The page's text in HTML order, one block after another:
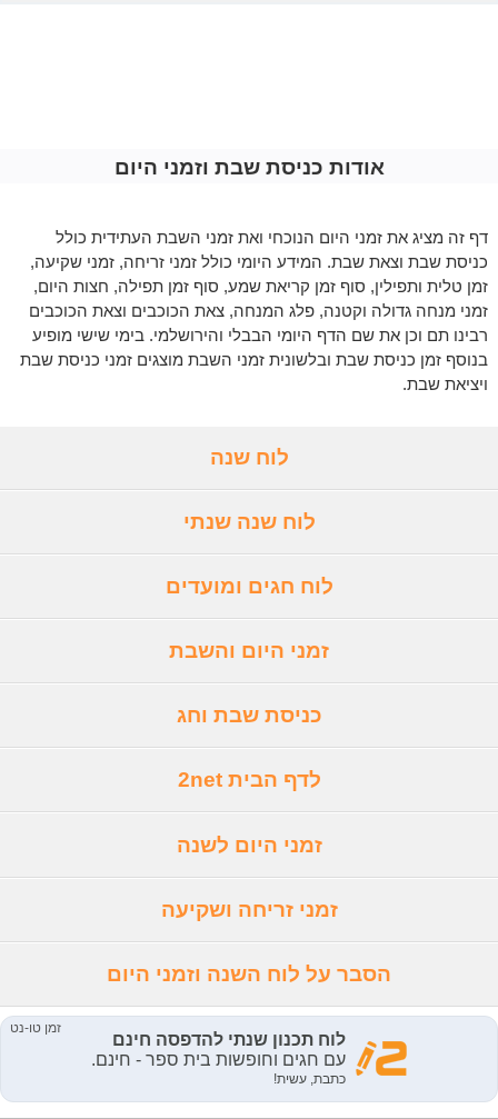
אודות כניסת שבת וזמני היום
דף זה מציג את זמני היום הנוכחי ואת זמני השבת העתידית כולל
כניסת שבת וצאת שבת. המידע היומי כולל זמני זריחה, זמני שקיעה,
זמן טלית ותפילין, סוף זמן קריאת שמע, סוף זמן תפילה, חצות היום,
זמני מנחה גדולה וקטנה, פלג המנחה, צאת הכוכבים וצאת הכוכבים
רבינו תם וכן את שם הדף היומי הבבלי והירושלמי. בימי שישי מופיע
בנוסף זמן כניסת שבת ובלשונית זמני השבת מוצגים זמני כניסת שבת
ויציאת שבת.
לוח שנה
לוח שנה שנתי
לוח חגים ומועדים
זמני היום והשבת
כניסת שבת וחג
לדף הבית 2net
זמני היום לשנה
זמני זריחה ושקיעה
הסבר על לוח השנה וזמני היום